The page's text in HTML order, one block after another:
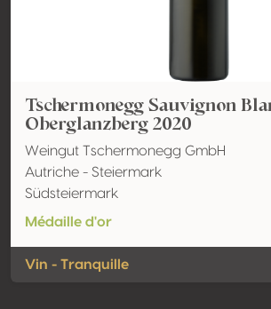
Tschermonegg Sauvignon
Oberglanzberg 2020
Weingut Tschermonegg GmbH
Autriche - Steiermark
Südsteiermark
Médaille d'or
Vin - Tranquille